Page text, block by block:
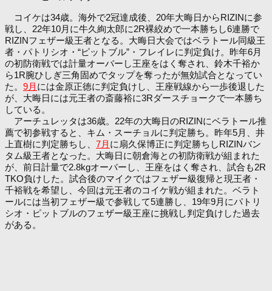
コイケは34歳。海外で2冠達成後、20年大晦日からRIZINに参
戦し、22年10月に牛久絢太郎に2R裸絞めで一本勝ちし6連勝で
RIZINフェザー級王者となる。大晦日大会ではベラトール同級王
者・パトリシオ・“ピットブル”・フレイレに判定負け。昨年6月
の初防衛戦では計量オーバーし王座をはく奪され、鈴木千裕か
ら1R腕ひしぎ三角固めでタップを奪ったが無効試合となってい
た。 9月 には金原正徳に判定負けし、王座戦線から一歩後退した
が、大晦日には元王者の斎藤裕に3Rダースチョークで一本勝ち
している。
アーチュレッタは36歳。22年の大晦日のRIZINにベラトール推
薦で初参戦すると、キム・スーチョルに判定勝ち。昨年5月、井
上直樹に判定勝ちし、 7月 に扇久保博正に判定勝ちしRIZINバン
タム級王者となった。大晦日に朝倉海との初防衛戦が組まれた
が、前日計量で2.8kgオーバーし、王座をはく奪され、試合も2R
TKO負けした。試合後のマイクではフェザー級復帰と現王者・
千裕戦を希望し、今回は元王者のコイケ戦が組まれた。ベラト
ールには当初フェザー級で参戦して5連勝し、19年9月にパトリ
シオ・ピットブルのフェザー級王座に挑戦し判定負けした過去
がある。